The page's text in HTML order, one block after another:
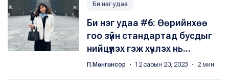
Би нэг удаа
Би нэг удаа #6: Өөрийнхөө
гоо зүйн стандартад бусдыг
нийцүүлэх гэж хүчлэх нь...
П.Мөнгөнсор ・ 12 сарын 20, 2023 ・ 2 мин